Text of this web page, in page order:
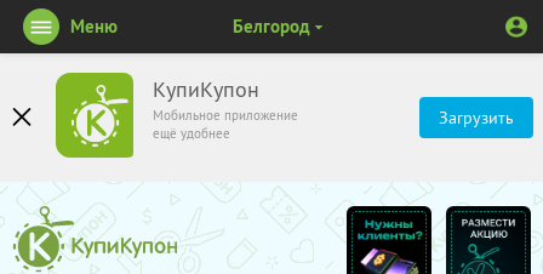
КупиКупон
Мобильное приложение
ещё удобнее
Загрузить
Меню Белгород